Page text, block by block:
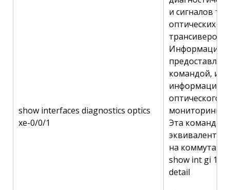
show interfaces diagnostics optics
xe-0/0/1
и сигналов
оптических
трансиверов.
Информация,
командой,
информация
оптического
мониторинга
Эта команда
на
show int gi 1/1
detail